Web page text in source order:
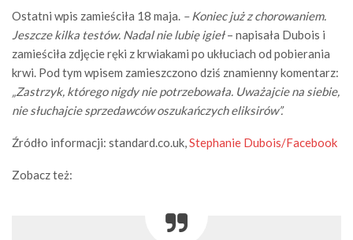
Ostatni wpis zamieściła 18 maja. – Koniec już z chorowaniem.
Jeszcze kilka testów. Nadal nie lubię igieł– napisała Dubois i
zamieściła zdjęcie ręki z krwiakami po ukłuciach od pobierania
krwi. Pod tym wpisem zamieszczono dziś znamienny komentarz:
„Zastrzyk, którego nigdy nie potrzebowała. Uważajcie na siebie,
nie słuchajcie sprzedawców oszukańczych eliksirów”.
Źródło informacji: standard.co.uk,Stephanie Dubois/Facebook
Zobacz też: